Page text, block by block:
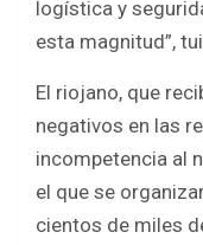
logística y
esta magnitud”,
El riojano, que
negativos en las
incompetencia al
el que se
cientos de miles